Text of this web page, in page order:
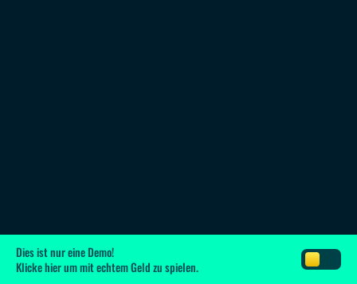
Dies ist nur eine Demo!
Klicke hierum mit echtem Geld zu spielen.